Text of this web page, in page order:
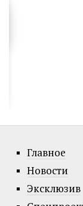
Главное
Новости
Эксклюзив